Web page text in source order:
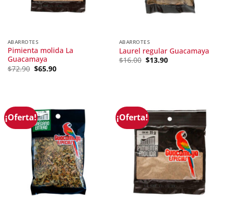
ABARROTES
Pimienta molida La
Guacamaya
$72.90 Original
price
$65.90Current
price
ABARROTES
Laurel regular Guacamaya
$16.00 Original
$13.90Current
¡Oferta! ¡Oferta!